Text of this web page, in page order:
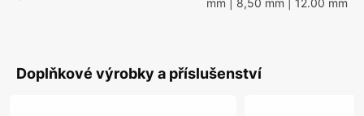
mm | 8,50 mm | 12.00 mm
Doplňkové výrobky a příslušenství